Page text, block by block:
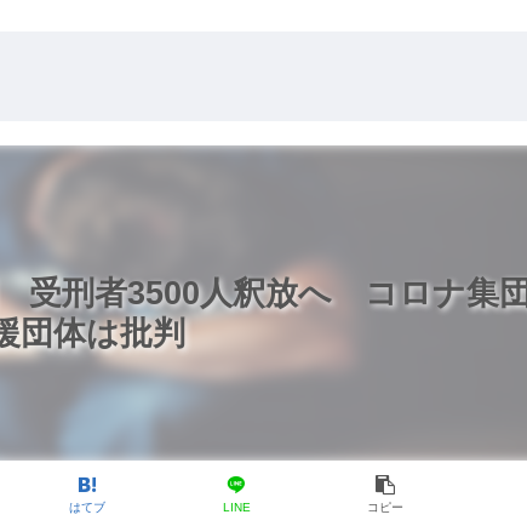
受刑者3500人釈放へ コロナ集団
団体は批判
はてブ LINE コピー